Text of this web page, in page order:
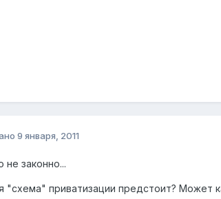
9 января, 2011
законно...
"схема" приватизации предстоит?